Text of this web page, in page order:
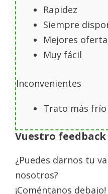
Rapidez
Siempre
Mejores
Muy fácil
Inconvenientes
Trato más frío
Vuestro feedback
¿Puedes darnos tu
nosotros?
¡Coméntanos debajo!